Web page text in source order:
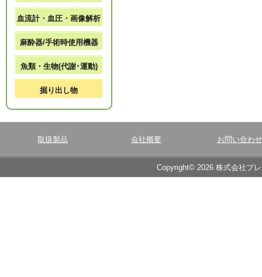
血流計・血圧・画像解析
麻酔器/手術時使用機器
魚類・生物(代謝･運動)
掘り出し物
取扱製品 会社概要 お問い合わせ
Copyright© 2026 株式会社ブ